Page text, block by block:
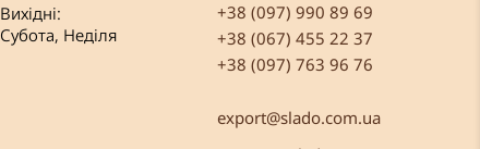
Вихідні:
Субота, Неділя
+38 (097) 990 89 69
+38 (067) 455 22 37
+38 (097) 763 96 76
export@slado.com.ua